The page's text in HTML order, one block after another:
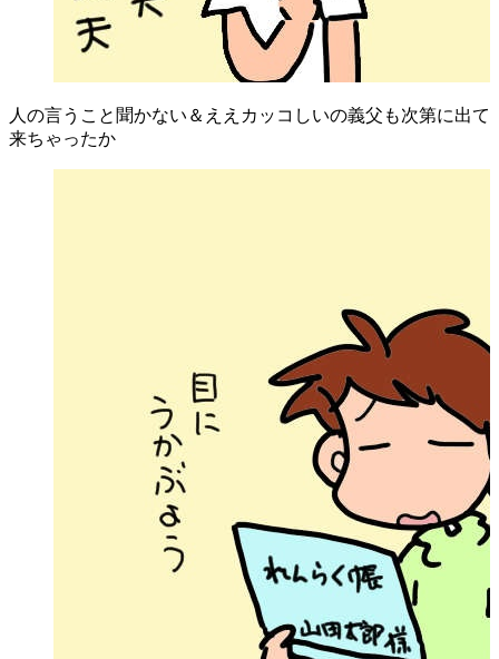
人の言うこと聞かない＆ええカッコしいの義父も次第に出て
来ちゃったか